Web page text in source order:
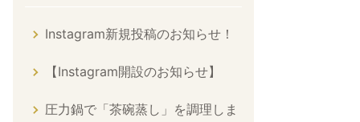
Instagram新規投稿のお知らせ！
【Instagram開設のお知らせ】
圧力鍋で「茶碗蒸し」を調理しま